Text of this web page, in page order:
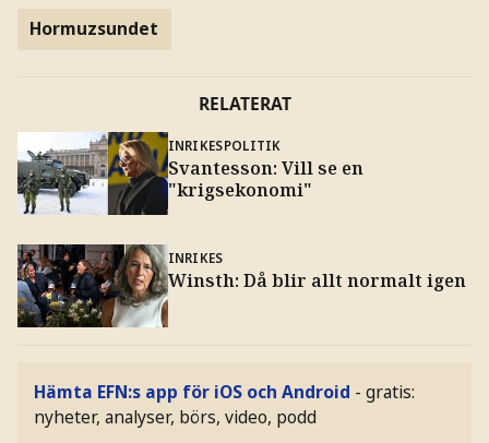
Hormuzsundet
RELATERAT
INRIKESPOLITIK
Svantesson: Vill se en
"krigsekonomi"
INRIKES
Winsth: Då blir allt normalt igen
Hämta EFN:s app för iOS och Android - gratis:
nyheter, analyser, börs, video, podd